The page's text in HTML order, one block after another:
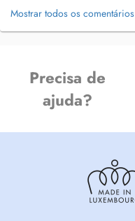
Mostrar todos os comentários
Precisa de
ajuda?